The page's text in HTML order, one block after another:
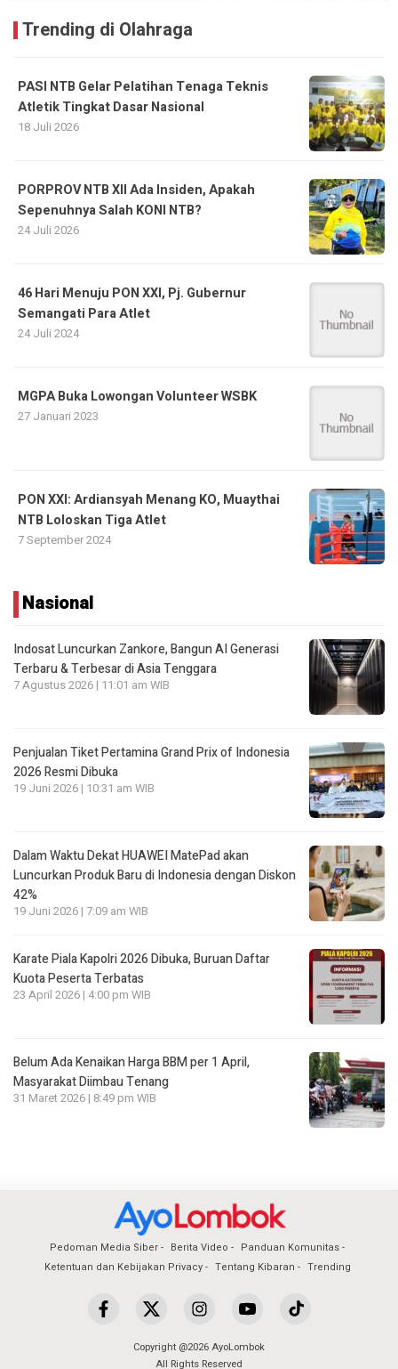
Trending di Olahraga
PASI NTB Gelar Pelatihan Tenaga Teknis
Atletik Tingkat Dasar Nasional
18 Juli 2026
PORPROV NTB XII Ada Insiden, Apakah
Sepenuhnya Salah KONI NTB?
24 Juli 2026
46 Hari Menuju PON XXI, Pj. Gubernur
Semangati Para Atlet
24 Juli 2024
MGPA Buka Lowongan Volunteer WSBK
27 Januari 2023
PON XXI: Ardiansyah Menang KO, Muaythai
NTB Loloskan Tiga Atlet
7 September 2024
Nasional
Indosat Luncurkan Zankore, Bangun AI Generasi
Terbaru & Terbesar di Asia Tenggara
7 Agustus 2026 | 11:01 am WIB
Penjualan Tiket Pertamina Grand Prix of Indonesia
2026 Resmi Dibuka
19 Juni 2026 | 10:31 am WIB
Dalam Waktu Dekat HUAWEI MatePad akan
Luncurkan Produk Baru di Indonesia dengan Diskon
42%
19 Juni 2026 | 7:09 am WIB
Karate Piala Kapolri 2026 Dibuka, Buruan Daftar
Kuota Peserta Terbatas
23 April 2026 | 4:00 pm WIB
Belum Ada Kenaikan Harga BBM per 1 April,
Masyarakat Diimbau Tenang
31 Maret 2026 | 8:49 pm WIB
Pedoman Media Siber Berita Video
Panduan Komunitas
Ketentuan dan Kebijakan Privacy
Tentang Kibaran Trending
Copyright @2026 AyoLombok
All Rights Reserved